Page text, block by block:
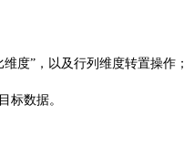
度”，以及行列维度转置操作；
标数据。